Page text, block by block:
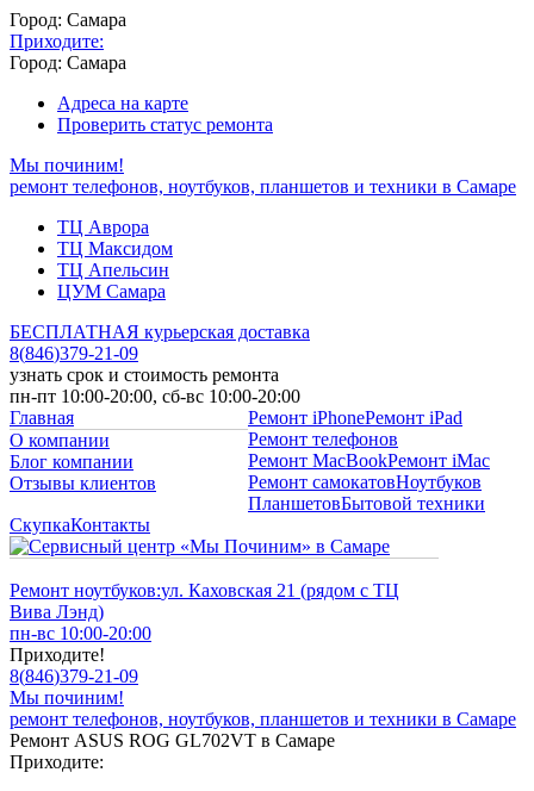
Город: Самара
Приходите:
Город: Самара
Адреса на карте
Проверить статус ремонта
Мы починим!
ремонт телефонов, ноутбуков, планшетов и техники в Самаре
ТЦ Аврора
ТЦ Максидом
ТЦ Апельсин
ЦУМ Самара
БЕСПЛАТНАЯ курьерская доставка
8(846)379-21-09
узнать срок и стоимость ремонта
пн-пт 10:00-20:00, сб-вс 10:00-20:00
Главная
О компании
Блог компании
Отзывы клиентов
Ремонт iPhoneРемонт iPad
Ремонт телефонов
Ремонт MacBookРемонт iMac
Ремонт самокатовНоутбуков
ПланшетовБытовой техники
СкупкаКонтакты
Ремонт ноутбуков:ул. Каховская 21 (рядом с ТЦ
Вива Лэнд)
пн-вс 10:00-20:00
Приходите!
8(846)379-21-09
Мы починим!
ремонт телефонов, ноутбуков, планшетов и техники в Самаре
Ремонт ASUS ROG GL702VT в Самаре
Приходите: